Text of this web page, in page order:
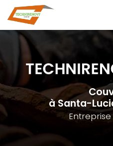
au
contenu
principal
à Santa-